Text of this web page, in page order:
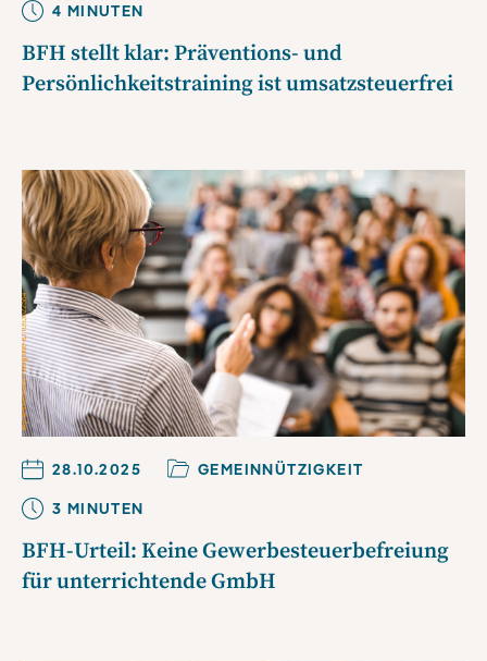
4 MINUTEN
BFH stellt klar: Präventions- und
Persönlichkeitstraining ist umsatzsteuerfrei
28.10.2025
GEMEINNÜTZIGKEIT
3 MINUTEN
BFH-Urteil: Keine Gewerbesteuerbefreiung
für unterrichtende GmbH